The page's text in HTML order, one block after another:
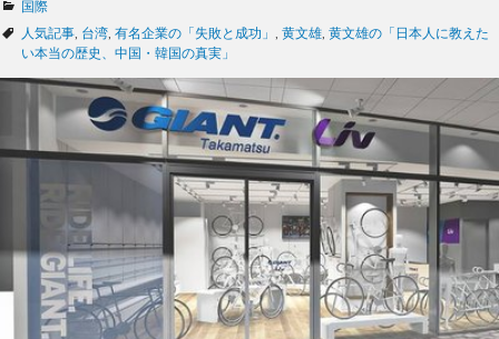
カ
テ
ゴ
ー
国際
タ
グ
人気記事 台湾 有名企業の「失敗と成功」 黄文雄 黄文雄の「日本人に教えた
い本当の歴史、中国・韓国の真実」